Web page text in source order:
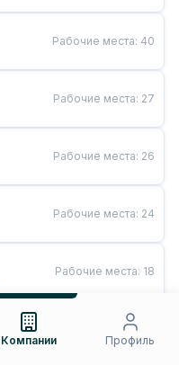
Рабочие места: 40
Рабочие места: 27
Рабочие места: 26
Рабочие места: 24
Рабочие места: 18
Рабочие места
Компании Профиль